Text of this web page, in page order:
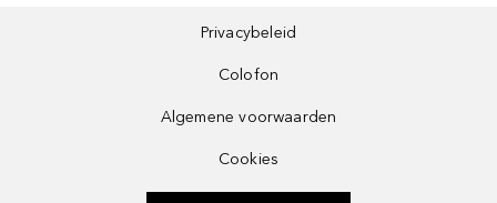
Privacybeleid
Colofon
Algemene voorwaarden
Cookies